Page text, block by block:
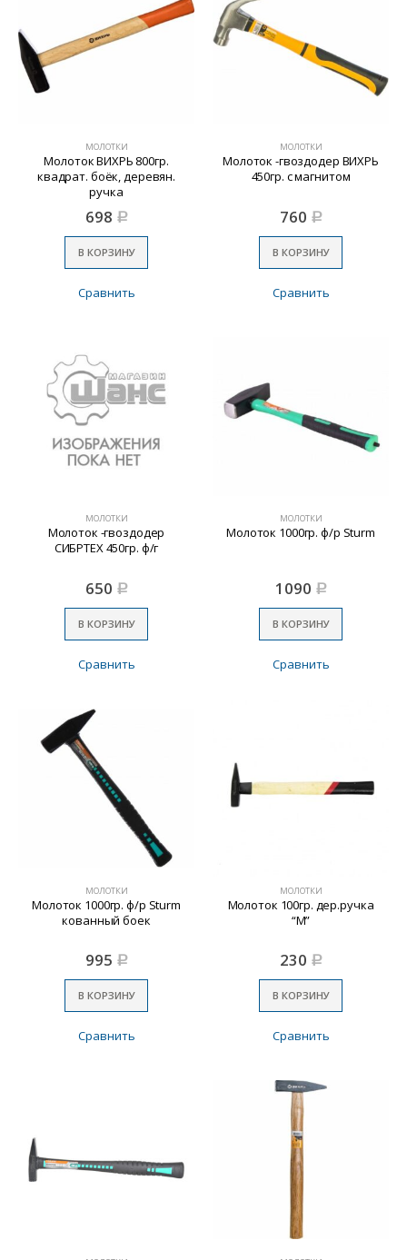
МОЛОТКИ
Молоток ВИХРЬ 800гр.
квадрат. боёк, деревян.
ручка
698 Р
В КОРЗИНУ
Сравнить
МОЛОТКИ
Молоток -гвоздодер ВИХРЬ
450гр. с магнитом
760 Р
В КОРЗИНУ
Сравнить
МОЛОТКИ
Молоток -гвоздодер
СИБРТЕХ 450гр. ф/г
650 Р
В КОРЗИНУ
Сравнить
МОЛОТКИ
Молоток 1000гр. ф/р Sturm
1090 Р
В КОРЗИНУ
Сравнить
МОЛОТКИ
Молоток 1000гр. ф/р Sturm
кованный боек
995 Р
В КОРЗИНУ
Сравнить
МОЛОТКИ
Молоток 100гр. дер.ручка
“М”
230 Р
В КОРЗИНУ
Сравнить